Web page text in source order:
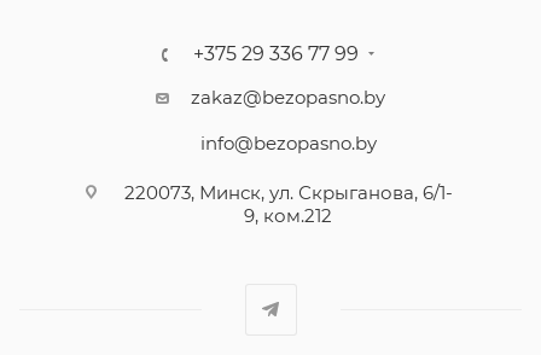
+375 29 336 77 99
zakaz@bezopasno.by
info@bezopasno.by
220073, Минск, ул. Скрыганова, 6/1-
9, ком.212